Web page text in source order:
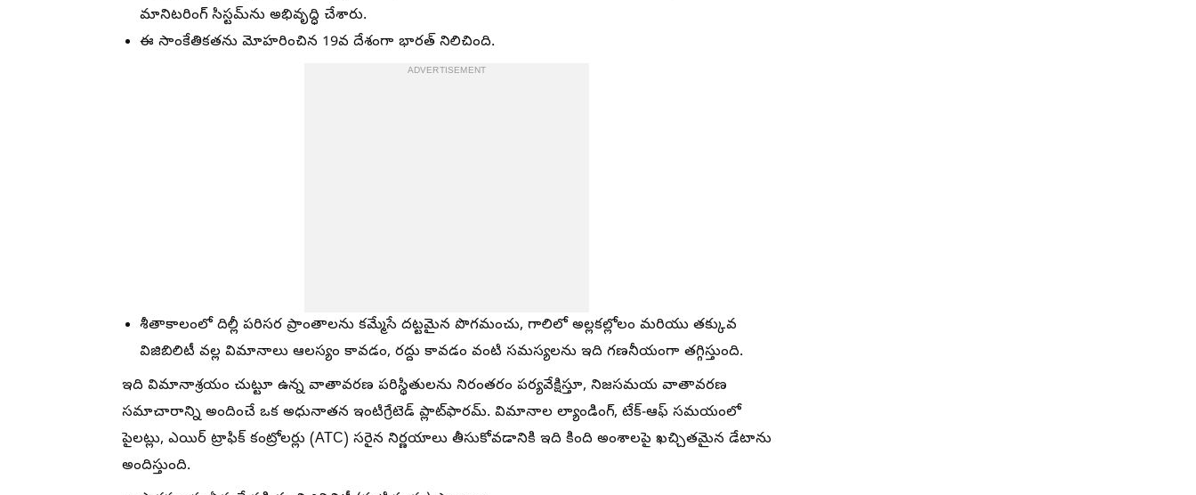
మానిటరింగ్ సిస్టమ్‌ను అభివృద్ధి చేశారు.
ఈ సాంకేతికతను మోహరించిన 19వ దేశంగా భారత్ నిలిచింది.
ADVERTISEMENT
శీతాకాలంలో దిల్లీ పరిసర ప్రాంతాలను కమ్మేసే దట్టమైన పొగమంచు, గాలిలో అల్లకల్లోలం మరియు తక్కువ
విజిబిలిటీ వల్ల విమానాలు ఆలస్యం కావడం, రద్దు కావడం వంటి సమస్యలను ఇది గణనీయంగా తగ్గిస్తుంది.
ఇది విమానాశ్రయం చుట్టూ ఉన్న వాతావరణ పరిస్థితులను నిరంతరం పర్యవేక్షిస్తూ, నిజసమయ వాతావరణ
సమాచారాన్ని అందించే ఒక అధునాతన ఇంటిగ్రేటెడ్ ప్లాట్‌ఫారమ్. విమానాల ల్యాండింగ్, టేక్-ఆఫ్ సమయంలో
పైలట్లు, ఎయిర్ ట్రాఫిక్ కంట్రోలర్లు (ATC) సరైన నిర్ణయాలు తీసుకోవడానికి ఇది కింది అంశాలపై ఖచ్చితమైన డేటాను
అందిస్తుంది.